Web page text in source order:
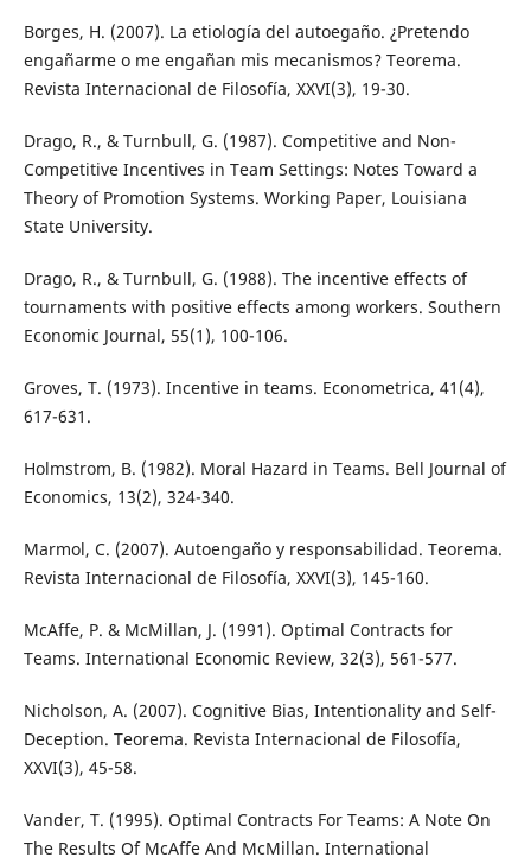
Borges, H. (2007). La etiología del autoegaño. ¿Pretendo
engañarme o me engañan mis mecanismos? Teorema.
Revista Internacional de Filosofía, XXVI(3), 19-30.
Drago, R., & Turnbull, G. (1987). Competitive and Non-
Competitive Incentives in Team Settings: Notes Toward a
Theory of Promotion Systems. Working Paper, Louisiana
State University.
Drago, R., & Turnbull, G. (1988). The incentive effects of
tournaments with positive effects among workers. Southern
Economic Journal, 55(1), 100-106.
Groves, T. (1973). Incentive in teams. Econometrica, 41(4),
617-631.
Holmstrom, B. (1982). Moral Hazard in Teams. Bell Journal of
Economics, 13(2), 324-340.
Marmol, C. (2007). Autoengaño y responsabilidad. Teorema.
Revista Internacional de Filosofía, XXVI(3), 145-160.
McAffe, P. & McMillan, J. (1991). Optimal Contracts for
Teams. International Economic Review, 32(3), 561-577.
Nicholson, A. (2007). Cognitive Bias, Intentionality and Self-
Deception. Teorema. Revista Internacional de Filosofía,
XXVI(3), 45-58.
Vander, T. (1995). Optimal Contracts For Teams: A Note On
The Results Of McAffe And McMillan. International